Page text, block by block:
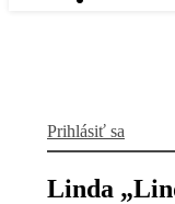
Prihlásiť sa
Linda